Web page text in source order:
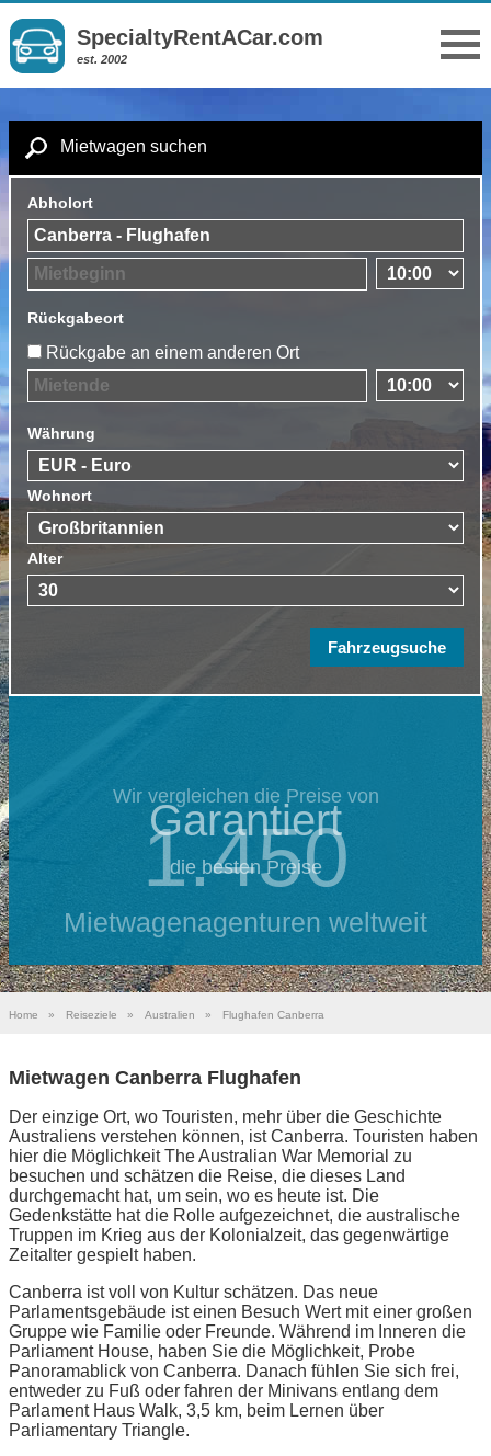
SpecialtyRentACar.com
est. 2002
Mietwagen suchen
Abholort
Rückgabeort
Rückgabe an einem anderen Ort
Währung
Wohnort
Alter
Wir vergleichen die Preise von
1.450
Mietwagenagenturen weltweit
Garantiert
die besten Preise
Home » Reiseziele » Australien » Flughafen Canberra
Mietwagen Canberra Flughafen
Der einzige Ort, wo Touristen, mehr über die Geschichte
Australiens verstehen können, ist Canberra. Touristen haben
hier die Möglichkeit The Australian War Memorial zu
besuchen und schätzen die Reise, die dieses Land
durchgemacht hat, um sein, wo es heute ist. Die
Gedenkstätte hat die Rolle aufgezeichnet, die australische
Truppen im Krieg aus der Kolonialzeit, das gegenwärtige
Zeitalter gespielt haben.
Canberra ist voll von Kultur schätzen. Das neue
Parlamentsgebäude ist einen Besuch Wert mit einer großen
Gruppe wie Familie oder Freunde. Während im Inneren die
Parliament House, haben Sie die Möglichkeit, Probe
Panoramablick von Canberra. Danach fühlen Sie sich frei,
entweder zu Fuß oder fahren der Minivans entlang dem
Parlament Haus Walk, 3,5 km, beim Lernen über
Parliamentary Triangle.